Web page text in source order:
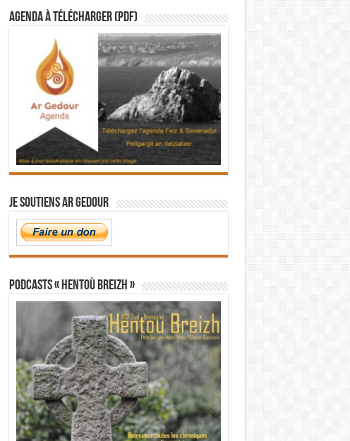
Agenda à télécharger (PDF)
Je soutiens Ar Gedour
PODCASTS « Hentoù Breizh »